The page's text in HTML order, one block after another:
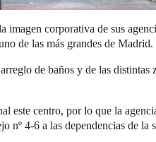
corporativa de sus
de las más grandes de Madrid.
de baños y de las
este centro, por lo que la
nº 4-6 a las dependencias de